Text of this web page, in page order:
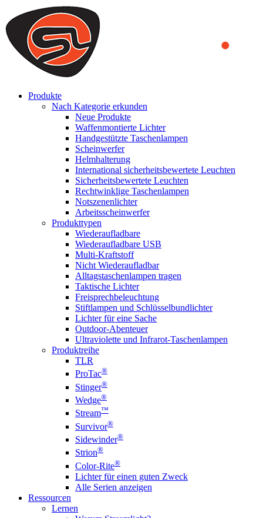
We use cookies to ensure that we provide you the best experience
on our website. By continuing to browse this website, you accept
that cookies are used to help us analyze how the website is used and
to offer you a better experience. To learn more or to find out how
you can disable cookies, you can access our
Produkte
Nach Kategorie erkunden
Neue Produkte
Waffenmontierte Lichter
Handgestützte Taschenlampen
Scheinwerfer
Helmhalterung
International sicherheitsbewertete Leuchten
Sicherheitsbewertete Leuchten
Rechtwinklige Taschenlampen
Notszenenlichter
Arbeitsscheinwerfer
Produkttypen
Wiederaufladbare
Wiederaufladbare USB
Multi-Kraftstoff
Nicht Wiederaufladbar
Alltagstaschenlampen tragen
Taktische Lichter
Freisprechbeleuchtung
Stiftlampen und Schlüsselbundlichter
Lichter für eine Sache
Outdoor-Abenteuer
Ultraviolette und Infrarot-Taschenlampen
Produktreihe
TLR
ProTac®
Stinger®
Wedge®
Stream™
Survivor®
Sidewinder®
Strion®
Color-Rite®
Lichter für einen guten Zweck
Alle Serien anzeigen
Ressourcen
Lernen